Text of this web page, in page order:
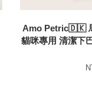
Amo Petric🇩🇰
貓咪專用 清潔下